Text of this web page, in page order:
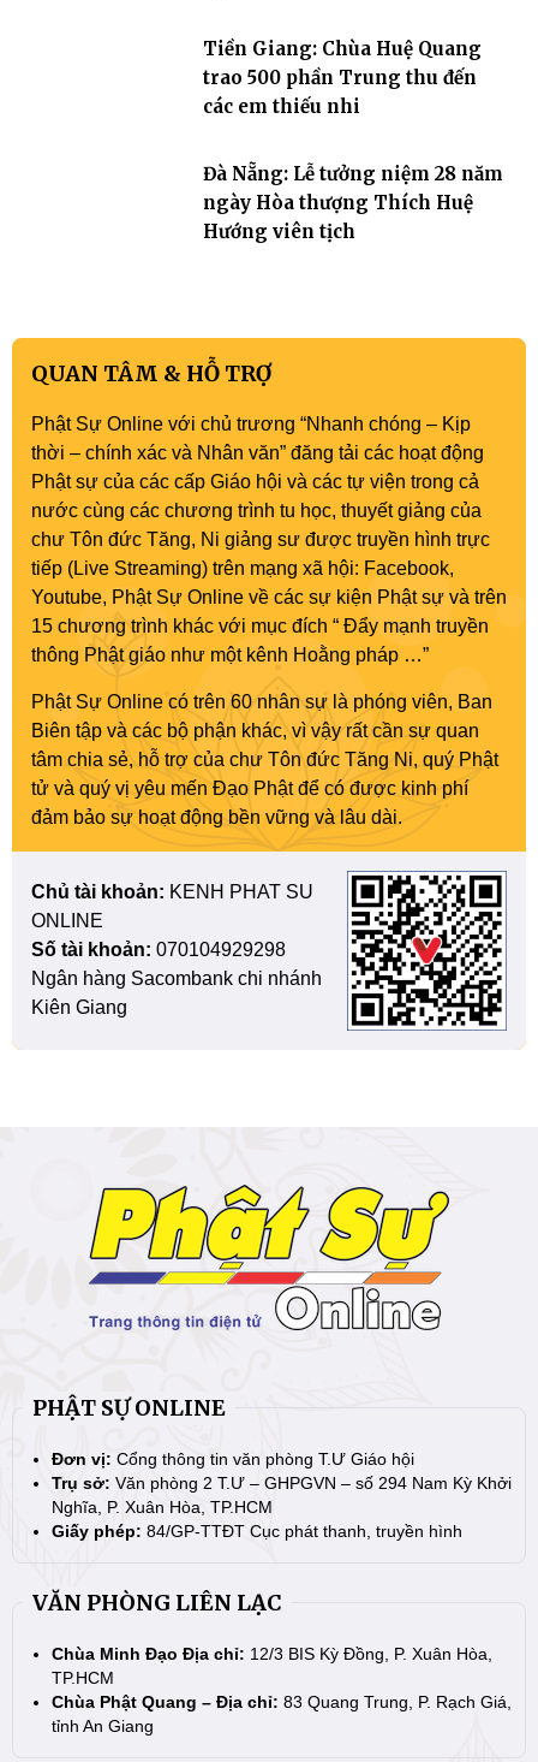
Tiền Giang: Chùa Huệ Quang
trao 500 phần Trung thu đến
các em thiếu nhi
Đà Nẵng: Lễ tưởng niệm 28 năm
ngày Hòa thượng Thích Huệ
Hướng viên tịch
QUAN TÂM & HỖ TRỢ
Phật Sự Online với chủ trương “Nhanh chóng – Kịp
thời – chính xác và Nhân văn” đăng tải các hoạt động
Phật sự của các cấp Giáo hội và các tự viện trong cả
nước cùng các chương trình tu học, thuyết giảng của
chư Tôn đức Tăng, Ni giảng sư được truyền hình trực
tiếp (Live Streaming) trên mạng xã hội: Facebook,
Youtube, Phật Sự Online về các sự kiện Phật sự và trên
15 chương trình khác với mục đích “ Đẩy mạnh truyền
thông Phật giáo như một kênh Hoằng pháp …”
Phật Sự Online có trên 60 nhân sự là phóng viên, Ban
Biên tập và các bộ phận khác, vì vậy rất cần sự quan
tâm chia sẻ, hỗ trợ của chư Tôn đức Tăng Ni, quý Phật
tử và quý vị yêu mến Đạo Phật để có được kinh phí
đảm bảo sự hoạt động bền vững và lâu dài.
Chủ tài khoản: KENH PHAT SU
ONLINE
Số tài khoản: 070104929298
Ngân hàng Sacombank chi nhánh
Kiên Giang
PHẬT SỰ ONLINE
Đơn vị: Cổng thông tin văn phòng T.Ư Giáo hội
Trụ sở: Văn phòng 2 T.Ư – GHPGVN – số 294 Nam Kỳ Khởi
Nghĩa, P. Xuân Hòa, TP.HCM
Giấy phép: 84/GP-TTĐT Cục phát thanh, truyền hình
VĂN PHÒNG LIÊN LẠC
Chùa Minh Đạo Địa chỉ: 12/3 BIS Kỳ Đồng, P. Xuân Hòa,
TP.HCM
Chùa Phật Quang – Địa chỉ: 83 Quang Trung, P. Rạch Giá,
tỉnh An Giang